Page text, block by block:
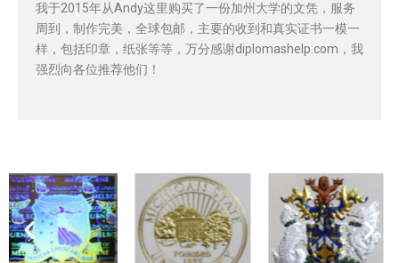
我于2015年从Andy这里购买了一份加州大学的文凭，服务
周到，制作完美，全球包邮，主要的收到和真实证书一模一
样，包括印章，纸张等等，万分感谢diplomashelp.com，我
强烈向各位推荐他们！